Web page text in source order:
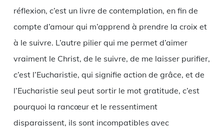
réflexion, c’est un livre de contemplation, en fin de
compte d’amour qui m’apprend à prendre la croix et
à le suivre. L’autre pilier qui me permet d’aimer
vraiment le Christ, de le suivre, de me laisser purifier,
c’est l’Eucharistie, qui signifie action de grâce, et de
l’Eucharistie seul peut sortir le mot gratitude, c’est
pourquoi la rancœur et le ressentiment
disparaissent, ils sont incompatibles avec